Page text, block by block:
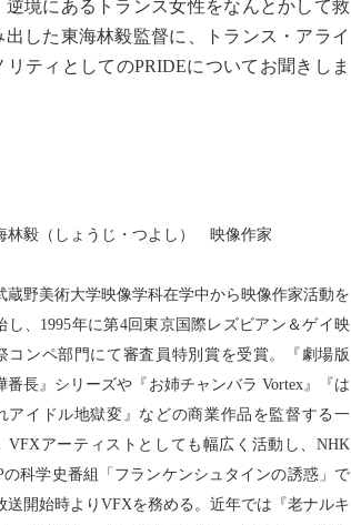
逆境にあるトランス女性をなんとかして救
した東海林毅監督に、トランス・アライ
ティとしてのPRIDEについてお聞きしま
林毅（しょうじ・つよし） 映像作家
野美術大学映像学科在学中から映像作家活動を
し、1995年に第4回東京国際レズビアン＆ゲイ映
コンペ部門にて審査員特別賞を受賞。『劇場版
番長』シリーズや『お姉チャンバラ Vortex』『は
アイドル地獄変』などの商業作品を監督する一
VFXアーティストとしても幅広く活動し、NHK
の科学史番組「フランケンシュタインの誘惑」で
送開始時よりVFXを務める。近年では『老ナルキ